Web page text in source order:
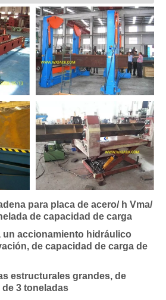
para placa de acero/ h Vma/
de capacidad de carga
un accionamiento hidráulico
de capacidad de carga de
estructurales grandes, de
3 toneladas